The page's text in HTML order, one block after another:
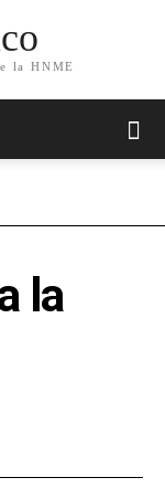
la HNME
la